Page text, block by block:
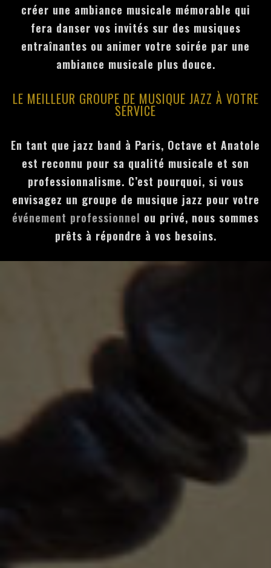
créer une ambiance musicale mémorable qui
fera danser vos invités sur des musiques
entraînantes ou animer votre soirée par une
ambiance musicale plus douce.
LE MEILLEUR GROUPE DE MUSIQUE JAZZ À VOTRE
SERVICE
En tant que jazz band à Paris, Octave et Anatole
est reconnu pour sa qualité musicale et son
professionnalisme. C’est pourquoi, si vous
envisagez un groupe de musique jazz pour votre
événement professionnel ou privé, nous sommes
prêts à répondre à vos besoins.